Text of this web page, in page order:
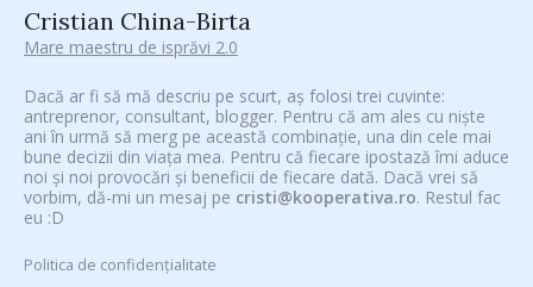
Cristian China-Birta
Mare maestru de isprăvi 2.0
Dacă ar fi să mă descriu pe scurt, aș folosi trei cuvinte:
antreprenor, consultant, blogger. Pentru că am ales cu niște
ani în urmă să merg pe această combinație, una din cele mai
bune decizii din viața mea. Pentru că fiecare ipostază îmi aduce
noi și noi provocări și beneficii de fiecare dată. Dacă vrei să
vorbim, dă-mi un mesaj pe cristi@kooperativa.ro. Restul fac
eu :D
Politica de confidențialitate